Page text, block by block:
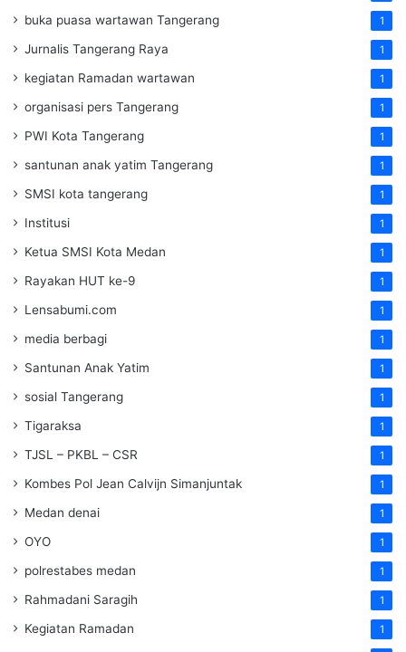
buka puasa wartawan Tangerang 1
Jurnalis Tangerang Raya 1
kegiatan Ramadan wartawan 1
organisasi pers Tangerang 1
PWI Kota Tangerang 1
santunan anak yatim Tangerang 1
SMSI kota tangerang 1
Institusi 1
Ketua SMSI Kota Medan 1
Rayakan HUT ke-9 1
Lensabumi.com 1
media berbagi 1
Santunan Anak Yatim 1
sosial Tangerang 1
Tigaraksa 1
TJSL – PKBL – CSR 1
Kombes Pol Jean Calvijn Simanjuntak 1
Medan denai 1
OYO 1
polrestabes medan 1
Rahmadani Saragih 1
Kegiatan Ramadan 1